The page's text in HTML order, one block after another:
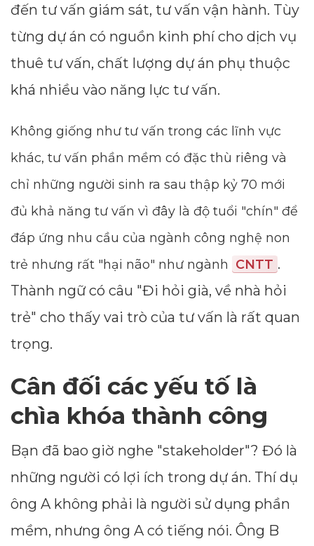
đến tư vấn giám sát, tư vấn vận hành. Tùy
từng dự án có nguồn kinh phí cho dịch vụ
thuê tư vấn, chất lượng dự án phụ thuộc
khá nhiều vào năng lực tư vấn.
Không giống như tư vấn trong các lĩnh vực
khác, tư vấn phần mềm có đặc thù riêng và
chỉ những người sinh ra sau thập kỷ 70 mới
đủ khả năng tư vấn vì đây là độ tuổi "chín" để
đáp ứng nhu cầu của ngành công nghệ non
trẻ nhưng rất "hại não" như ngành CNTT .
Thành ngữ có câu "Đi hỏi già, về nhà hỏi
trẻ" cho thấy vai trò của tư vấn là rất quan
trọng.
Cân đối các yếu tố là
chìa khóa thành công
Bạn đã bao giờ nghe "stakeholder"? Đó là
những người có lợi ích trong dự án. Thí dụ
ông A không phải là người sử dụng phần
mềm, nhưng ông A có tiếng nói. Ông B